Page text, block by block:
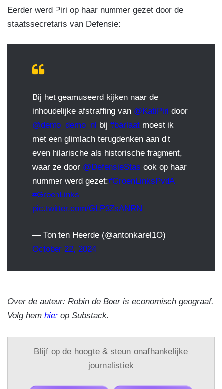
Eerder werd Piri op haar nummer gezet door de
staatssecretaris van Defensie:
Bij het geamuseerd kijken naar de
inhoudelijke afstraffing van @KatiPiri door
@demo_demo_nl bij #barlaat moest ik
met een glimlach terugdenken aan dit
even hilarische als historische fragment,
waar ze door @DefensieStas ook op haar
nummer werd gezet:#GroenLinksPvdA
#GroenLinks
pic.twitter.com/GLP3ZsANRN
— Ton ten Heerde (@antonkarel1O)
October 22, 2024
Over de auteur: Robin de Boer is economisch geograaf.
Volg hem hierop Substack.
Blijf op de hoogte & steun onafhankelijke
journalistiek